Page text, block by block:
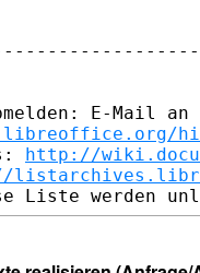
E-Mail
http://